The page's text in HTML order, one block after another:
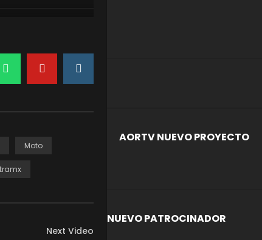
Moto
Next Video
AORTV NUEVO PROYECTO
NUEVO PATROCINADOR